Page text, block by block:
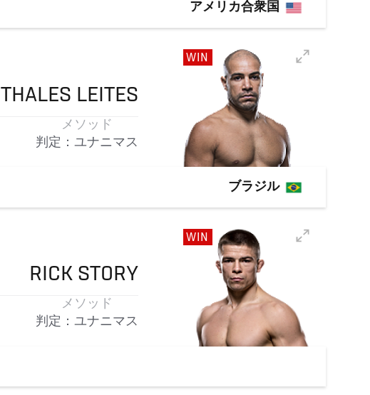
アメリカ合衆国
THALES LEITES
メソッド
判定：ユナニマス
WIN
ブラジル
RICK STORY
メソッド
判定：ユナニマス
WIN